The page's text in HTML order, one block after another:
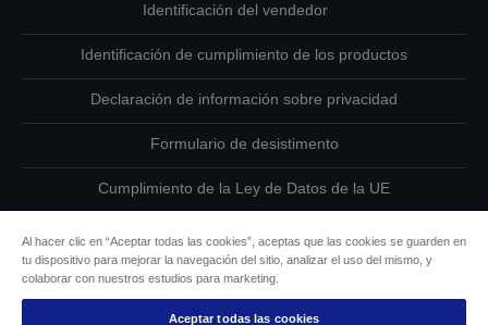
Identificación del vendedor
Identificación de cumplimiento de los productos
Declaración de información sobre privacidad
Formulario de desistimento
Cumplimiento de la Ley de Datos de la UE
Información sobre cookies
Al hacer clic en “Aceptar todas las cookies”, aceptas que las cookies se guarden en
tu dispositivo para mejorar la navegación del sitio, analizar el uso del mismo, y
colaborar con nuestros estudios para marketing.
Aceptar todas las cookies